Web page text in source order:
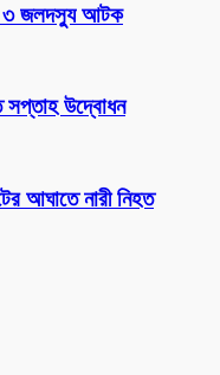
৩ জলদস্যু আটক
সপ্তাহ উদ্বোধন
আঘাতে নারী নিহত